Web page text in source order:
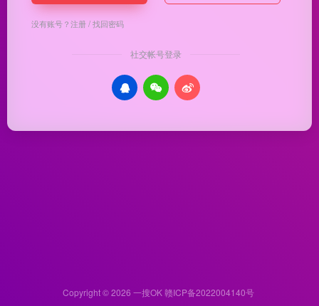
没有账号？注册/找回密码
社交帐号登录
Copyright © 2026 一搜OK赣ICP备2022004140号